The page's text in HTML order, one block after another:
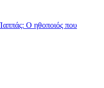
Ο ηθοποιός που